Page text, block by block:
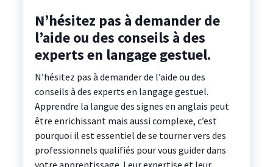
N’hésitez pas à demander de
l’aide ou des conseils à des
experts en langage gestuel.
N’hésitez pas à demander de l’aide ou des
conseils à des experts en langage gestuel.
Apprendre la langue des signes en anglais peut
être enrichissant mais aussi complexe, c’est
pourquoi il est essentiel de se tourner vers des
professionnels qualifiés pour vous guider dans